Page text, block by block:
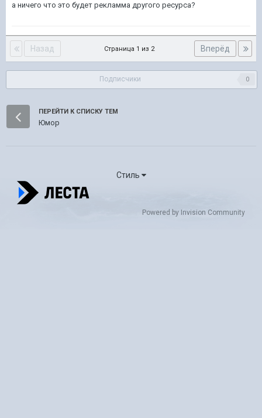
а ничего что это будет рекламма другого ресурса?
Назад Вперёд
Страница 1 из 2
Подписчики 0
ПЕРЕЙТИ К СПИСКУ ТЕМ
Юмор
Стиль
Powered by Invision Community